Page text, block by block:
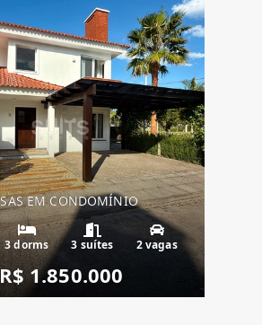
EM CONDOMÍNIO
3 dorms 3 suítes 2 vagas
1.850.000